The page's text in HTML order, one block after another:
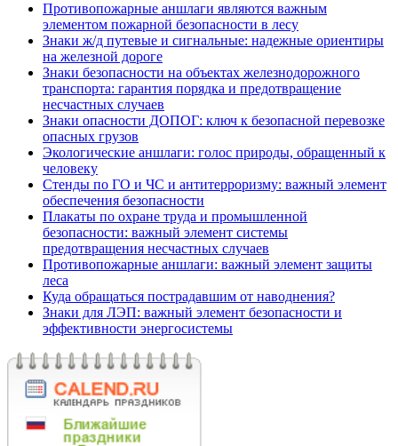
Противопожарные аншлаги являются важным
элементом пожарной безопасности в лесу
Знаки ж/д путевые и сигнальные: надежные ориентиры
на железной дороге
Знаки безопасности на объектах железнодорожного
транспорта: гарантия порядка и предотвращение
несчастных случаев
Знаки опасности ДОПОГ: ключ к безопасной перевозке
опасных грузов
Экологические аншлаги: голос природы, обращенный к
человеку
Стенды по ГО и ЧС и антитерроризму: важный элемент
обеспечения безопасности
Плакаты по охране труда и промышленной
безопасности: важный элемент системы
предотвращения несчастных случаев
Противопожарные аншлаги: важный элемент защиты
леса
Куда обращаться пострадавшим от наводнения?
Знаки для ЛЭП: важный элемент безопасности и
эффективности энергосистемы